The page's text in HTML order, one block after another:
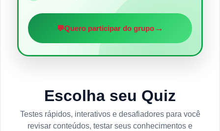
💬Quero participar do grupo→
Escolha seu Quiz
Testes rápidos, interativos e desafiadores para você
revisar conteúdos, testar seus conhecimentos e